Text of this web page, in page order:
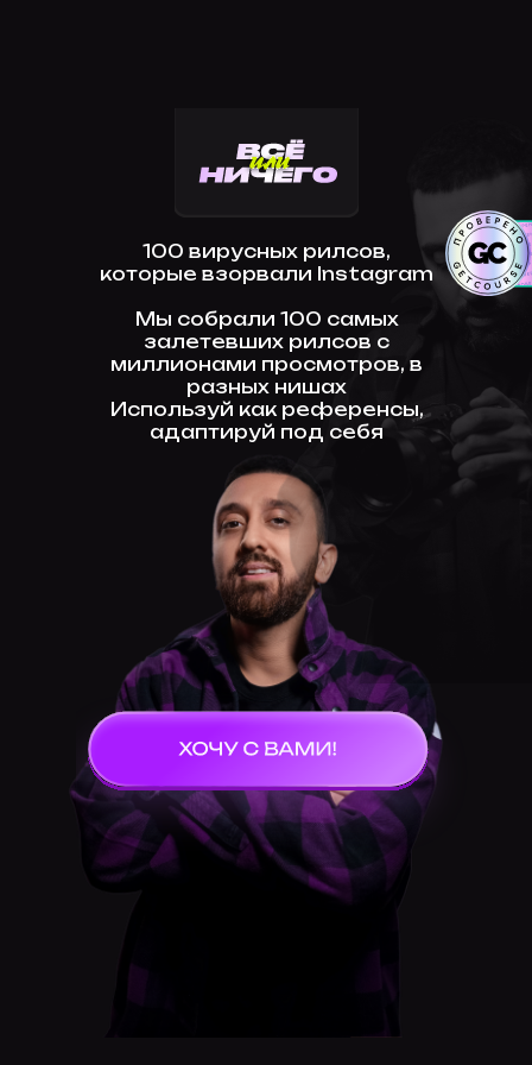
100 вирусных рилсов,
которые взорвали Instagram
Мы собрали 100 самых
залетевших рилсов с
миллионами просмотров, в
разных нишах
Используй как референсы,
адаптируй под себя